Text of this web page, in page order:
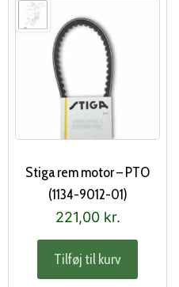
Stiga rem motor – PTO
(1134-9012-01)
221,00 kr.
Tilføj til kurv